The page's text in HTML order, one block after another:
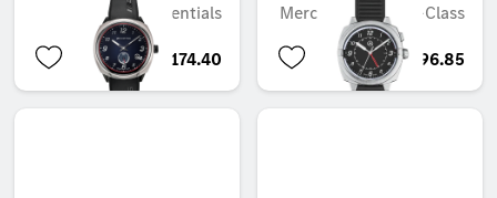
Mercedes-Benz, G-Class
AED 2,096.85
Essentials
AED 5,174.40